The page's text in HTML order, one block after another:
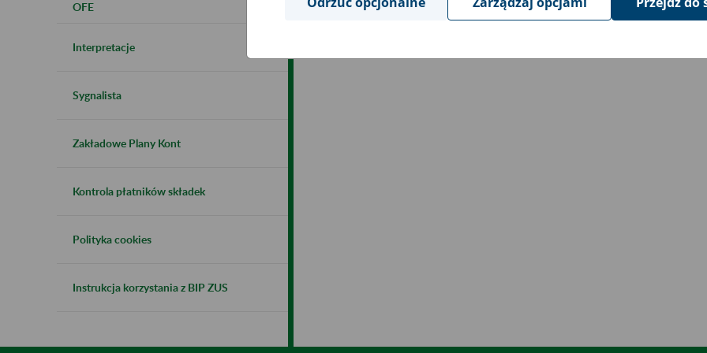
OFE
Interpretacje
Sygnalista
Zakładowe Plany Kont
Kontrola płatników składek
Polityka cookies
Instrukcja korzystania z BIP ZUS